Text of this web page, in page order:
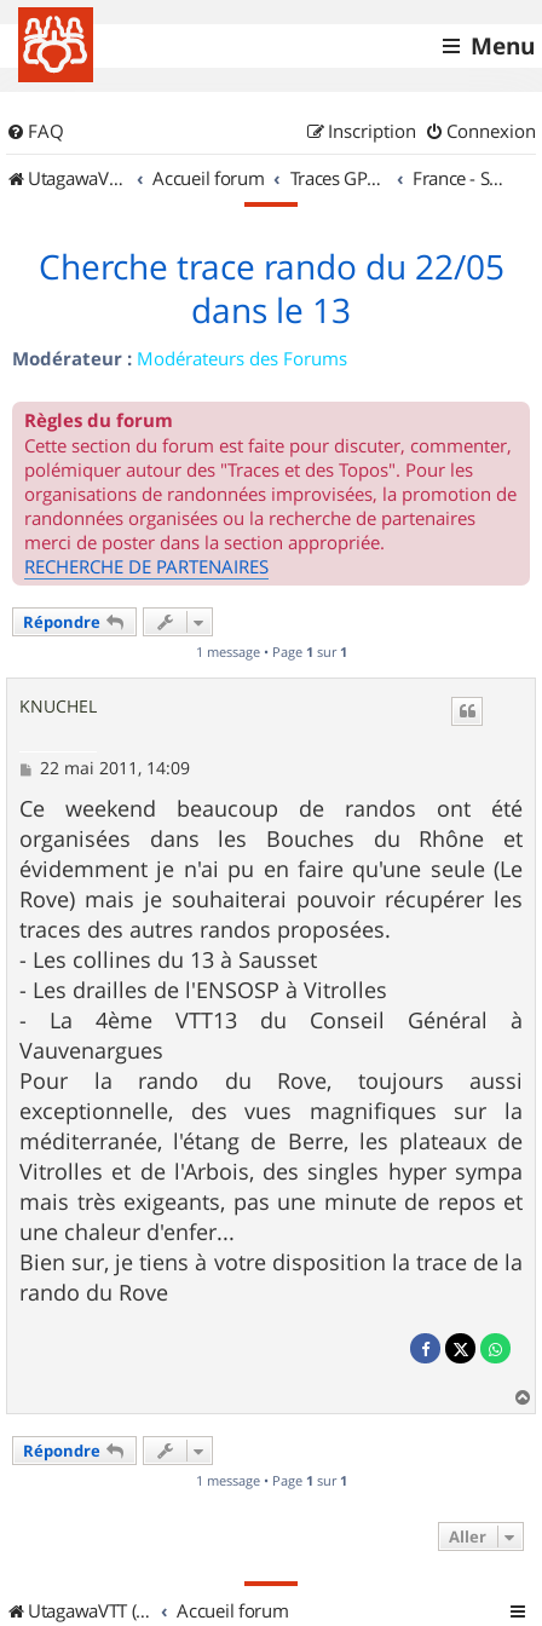
Menu
FAQ Connexion
Inscription
UtagawaVTT (Randos VTT et VTTAE avec traces GPS)
Accueil forum Traces GPS de randos VTT France - Sud Est
Cherche trace rando du 22/05
dans le 13
Modérateur : Modérateurs des Forums
Règles du forum
Cette section du forum est faite pour discuter, commenter,
polémiquer autour des "Traces et des Topos". Pour les
organisations de randonnées improvisées, la promotion de
randonnées organisées ou la recherche de partenaires
merci de poster dans la section appropriée.
RECHERCHE DE PARTENAIRES
Répondre
1 message • Page 1 sur 1
KNUCHEL
M
s
s
a
g
e
22 mai 2011, 14:09
Ce weekend beaucoup de randos ont été
organisées dans les Bouches du Rhône et
évidemment je n'ai pu en faire qu'une seule (Le
Rove) mais je souhaiterai pouvoir récupérer les
traces des autres randos proposées.
- Les collines du 13 à Sausset
- Les drailles de l'ENSOSP à Vitrolles
- La 4ème VTT13 du Conseil Général à
Vauvenargues
Pour la rando du Rove, toujours aussi
exceptionnelle, des vues magnifiques sur la
méditerranée, l'étang de Berre, les plateaux de
Vitrolles et de l'Arbois, des singles hyper sympa
mais très exigeants, pas une minute de repos et
une chaleur d'enfer...
Bien sur, je tiens à votre disposition la trace de la
rando du Rove
a
Répondre
1 message • Page 1 sur 1
Aller
UtagawaVTT (Randos VTT et VTTAE avec traces GPS) Accueil forum